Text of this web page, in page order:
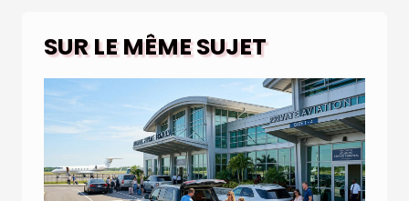
SUR LE MÊME SUJET